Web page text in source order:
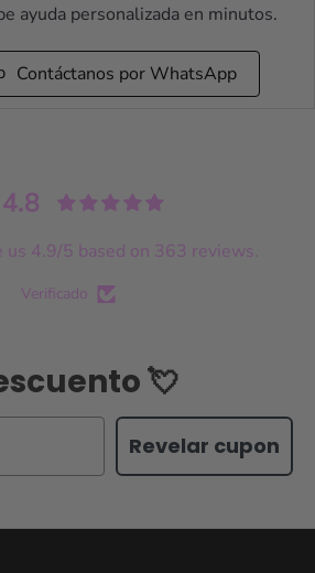
ayuda personalizada en minutos.
Contáctanos por WhatsApp
4.8
us 4.9/5 based on 363 reviews.
Verificado
💘
Revelar cupon